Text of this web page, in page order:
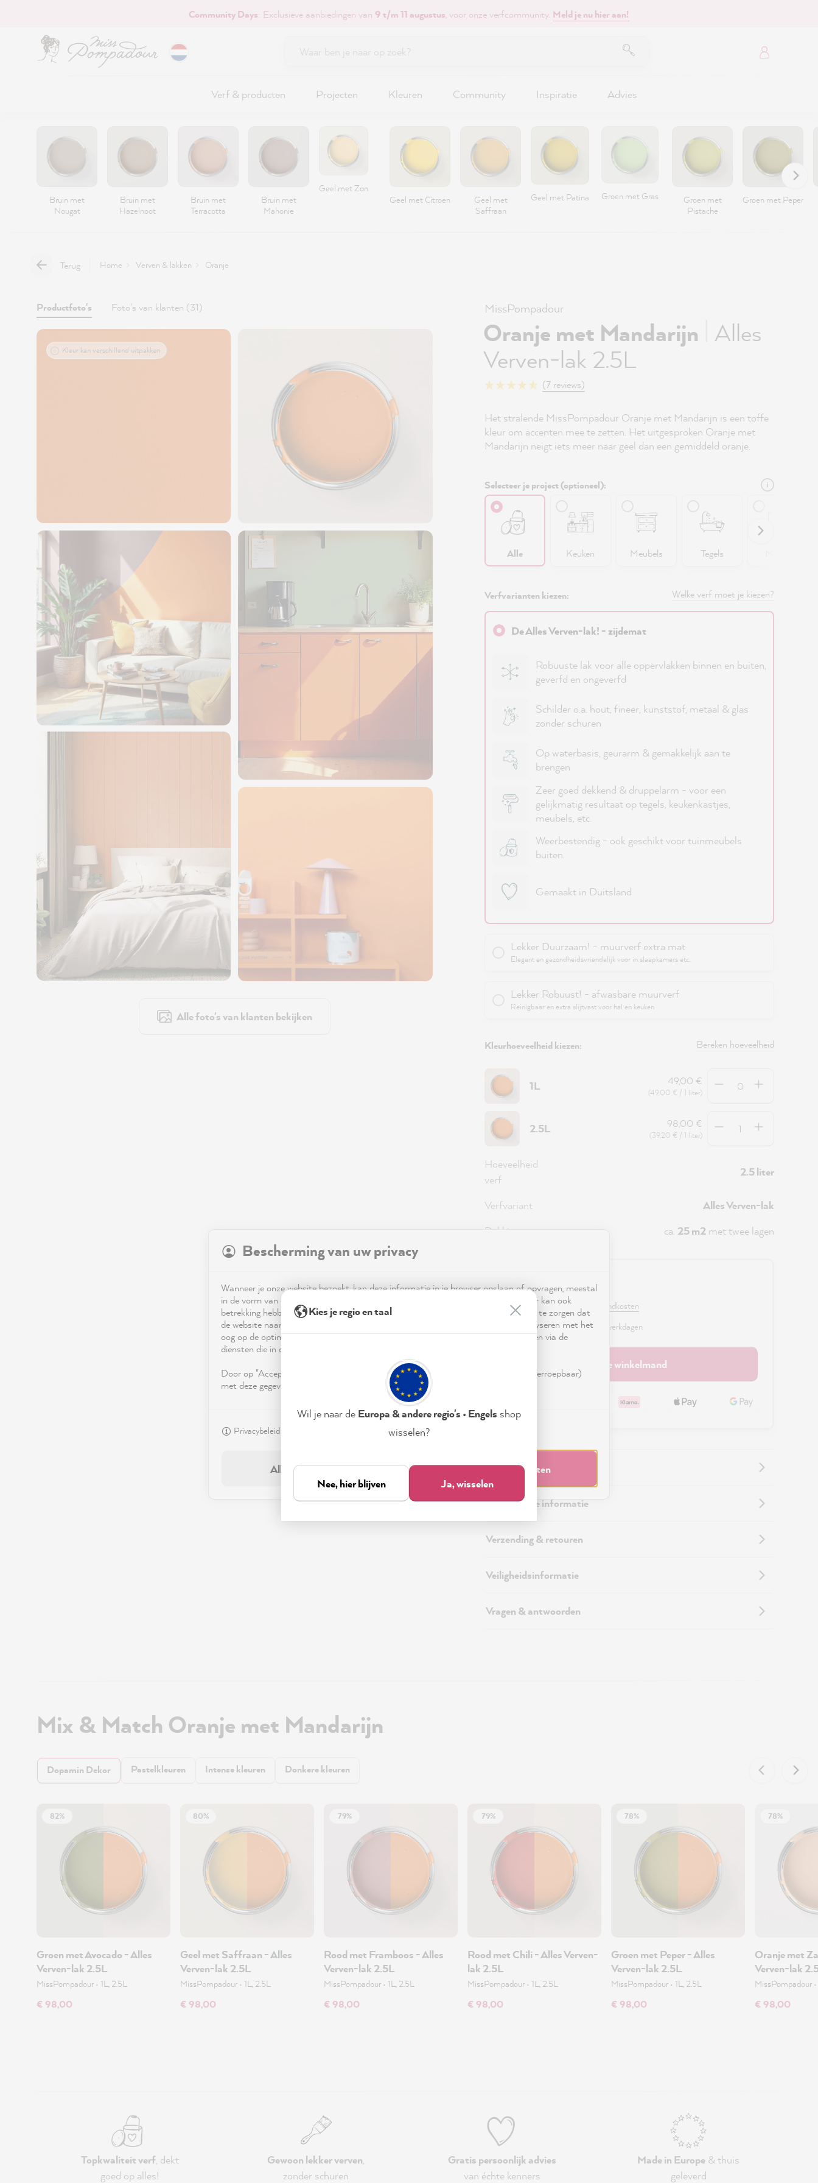
Community Days: Exclusieve aanbiedingen van 9 t/m 11 augustus, voor onze verfcommunity. Meld je nu hier aan!
Verf & producten Projecten Kleuren Community Inspiratie Advies
Bruin met
Nougat
Bruin met
Hazelnoot
Bruin met
Terracotta
Bruin met
Mahonie
Geel met Zon
Geel met Citroen
Geel met
Saffraan
Geel met Patina Groen met Gras
Groen met
Pistache
Groen met Peper
Terug Home Verven & lakken Oranje
Productfoto's Foto's van klanten (31)
Alle foto's van klanten bekijken
Kleur kan verschillend uitpakken
MissPompadour
Oranje met Mandarijn Alles
Verven-lak 2.5L
(7 reviews)
Het stralende MissPompadour Oranje met Mandarijn is een toffe
kleur om accenten mee te zetten. Het uitgesproken Oranje met
Mandarijn neigt iets meer naar geel dan een gemiddeld oranje.
Selecteer je project (optioneel):
Alle Keuken Meubels Tegels
Verfvarianten kiezen: Welke verf moet je kiezen?
De Alles Verven-lak! - zijdemat
Robuuste lak voor alle oppervlakken binnen en buiten,
geverfd en ongeverfd
Schilder o.a. hout, fineer, kunststof, metaal & glas
zonder schuren
Op waterbasis, geurarm & gemakkelijk aan te
brengen
Zeer goed dekkend & druppelarm - voor een
gelijkmatig resultaat op tegels, keukenkastjes,
meubels, etc.
Weerbestendig - ook geschikt voor tuinmeubels
buiten.
Gemaakt in Duitsland
Lekker Duurzaam! - muurverf extra mat
Elegant en gezondheidsvriendelijk voor in slaapkamers etc.
Lekker Robuust! - afwasbare muurverf
Reinigbaar en extra slijtvast voor hal en keuken
Kleurhoeveelheid kiezen: Bereken hoeveelheid
1L 49,00 €
(49,00 € / 1 liter)
2.5L 98,00 €
(39,20 € / 1 liter)
Hoeveelheid
verf
2.5 liter
Verfvariant
Alles Verven-lak
Dekking
ca. 25 m2met twee lagen
98,00 €
Prijzen incl. BTW en excl. verzendkosten
Beschikbaar, levertijd: 2 - 3 werkdagen
In de winkelmand
Beschrijving
Aanvullende informatie
Verzending & retouren
Veiligheidsinformatie
Vragen & antwoorden
Mix & Match Oranje met Mandarijn
Dopamin Dekor Pastelkleuren Intense kleuren Donkere kleuren
82%
Groen met Avocado - Alles
Verven-lak 2.5L
MissPompadour • 1L, 2.5L
€ 98,00
80%
Geel met Saffraan - Alles
Verven-lak 2.5L
MissPompadour • 1L, 2.5L
€ 98,00
79%
Rood met Framboos - Alles
Verven-lak 2.5L
MissPompadour • 1L, 2.5L
€ 98,00
79%
Rood met Chili - Alles Verven-
lak 2.5L
MissPompadour • 1L, 2.5L
€ 98,00
78%
Groen met Peper - Alles
Verven-lak 2.5L
MissPompadour • 1L, 2.5L
€ 98,00
78%
Oranje met
Verven-lak
MissPompadour •
€ 98,00
Topkwaliteit verf, dekt
goed op alles!
Gewoon lekker verven,
zonder schuren
Gratis persoonlijk advies
van échte kenners
Made in Europe & thuis
geleverd
Bescherming van uw privacy
Wanneer je onze website bezoekt, kan deze informatie in je browser opslaan of opvragen, meestal
in de vorm van cookies. Deze informatie is niet alleen technisch noodzakelijk, maar kan ook
betrekking hebben op je, je instellingen of je apparaat en wordt gebruikt om ervoor te zorgen dat
de website naar verwachting functioneert en om je gebruik van de website te analyseren met het
oog op de optimalisering ervan, en om gepersonaliseerde advertenties aan te bieden via de
diensten die in de verklaring inzake gegevensbescherming worden genoemd.
Door op "Accepteren & sluiten" te klikken, ga je vrijwillig akkoord (op elk moment herroepbaar)
met deze gegevensverwerking.
Privacybeleid
Accepteren & sluiten
Alleen noodzakelijk
Kies je regio en taal
Wil je naar de Europa & andere regio's • Engels shop
wisselen?
Nee, hier blijven Ja, wisselen